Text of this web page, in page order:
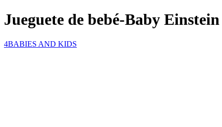
Jueguete de bebé-Baby
4BABIES AND KIDS